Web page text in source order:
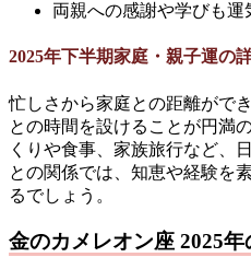
両親への感謝や学びも運
2025年下半期家庭・親子運の
忙しさから家庭との距離がで
との時間を設けることが円満
くりや食事、家族旅行など、
との関係では、知恵や経験を
るでしょう。
金のカメレオン座 2025